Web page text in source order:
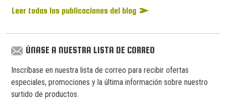
Leer todas las publicaciones del blog
ÚNASE A NUESTRA LISTA DE CORREO
Inscríbase en nuestra lista de correo para recibir ofertas
especiales, promociones y la última información sobre nuestro
surtido de productos.